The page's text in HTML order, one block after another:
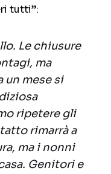
tutti”:
Le chiusure
ma
un mese si
ripetere gli
rimarrà a
ma i nonni
Genitori e